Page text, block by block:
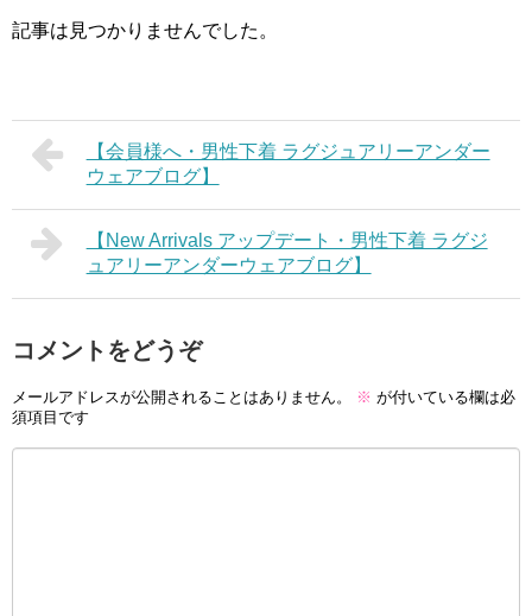
記事は見つかりませんでした。
【会員様へ・男性下着 ラグジュアリーアンダー
ウェアブログ】
【New Arrivals アップデート・男性下着 ラグジ
ュアリーアンダーウェアブログ】
コメントをどうぞ
メールアドレスが公開されることはありません。 ※ が付いている欄は必
須項目です